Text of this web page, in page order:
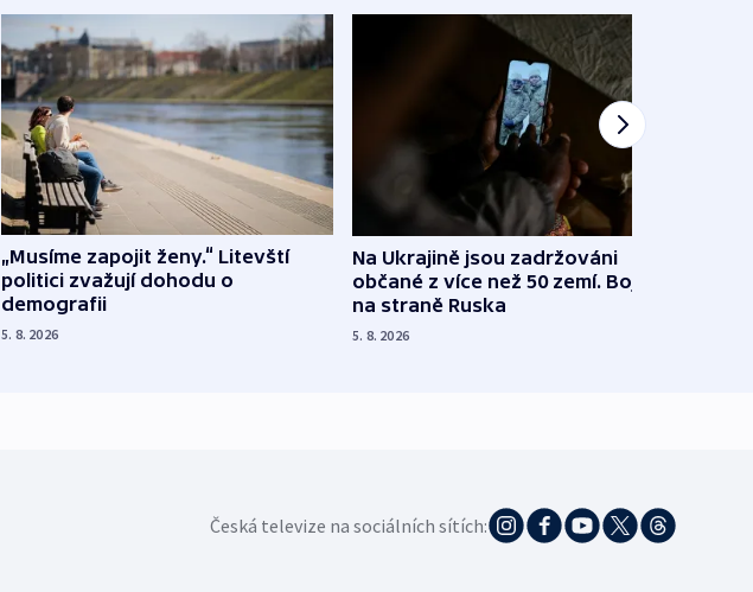
„Musíme zapojit ženy.“ Litevští
politici zvažují dohodu o
demografii
5. 8. 2026
Na Ukrajině jsou zadržováni
občané z více než 50 zemí. Bojovali
na straně Ruska
5. 8. 2026
Česká televize na sociálních sítích: